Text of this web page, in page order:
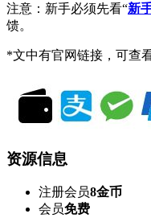
注意：新手必须先看“新
馈。
*文中有官网链接，可查
资源信息
注册会员8金币
会员免费